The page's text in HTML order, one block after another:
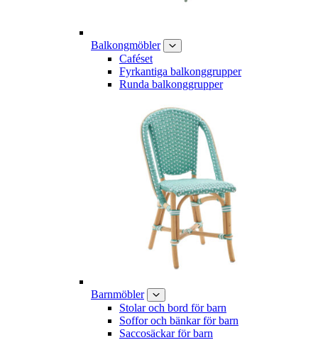
Balkongmöbler
Caféset
Fyrkantiga balkonggrupper
Runda balkonggrupper
Barnmöbler
Stolar och bord för barn
Soffor och bänkar för barn
Saccosäckar för barn